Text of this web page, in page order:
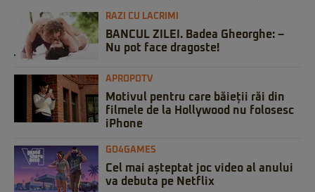
RAZI CU LACRIMI
BANCUL ZILEI. Badea Gheorghe: –
Nu pot face dragoste!
APROPOTV
Motivul pentru care băieții răi din
filmele de la Hollywood nu folosesc
iPhone
GO4GAMES
Cel mai așteptat joc video al anului
va debuta pe Netflix